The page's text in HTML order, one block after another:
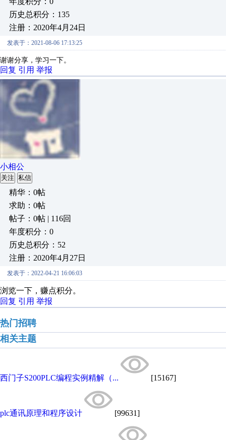
历史总积分：135
注册：2020年4月24日
发表于：2021-08-06 17:13:25
谢谢分享，学习一下。
回复 引用 举报
小相公
关注 私信
精华：0帖
求助：0帖
帖子：0帖 | 116回
年度积分：0
历史总积分：52
注册：2020年4月27日
发表于：2022-04-21 16:06:03
浏览一下，赚点积分。
回复 引用 举报
热门招聘
相关主题
西门子S200PLC编程实例精解（... [15167]
plc通讯原理和程序设计 [99631]